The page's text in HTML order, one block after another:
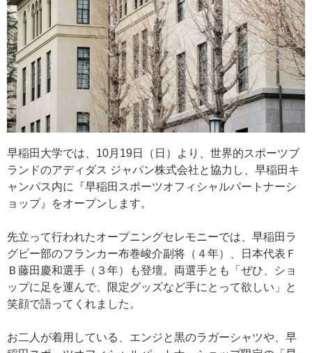
早稲田大学では、10月19日（日）より、世界的スポーツブ
ランドのアディダス ジャパン株式会社と協力し、早稲田キ
ャンパス内に『早稲田スポーツオフィシャルパートナーシ
ョップ』をオープンします。
先立って行われたオープニングセレモニーでは、早稲田ラ
グビー部のフランカー布巻峻介副将（４年）、日本代表Ｆ
Ｂ藤田慶和選手（３年）も登壇。両選手とも「ぜひ、ショ
ップに足を運んで、限定グッズなど手にとって欲しい」と
笑顔で語ってくれました。
お二人が着用している、エンジと黒のラガーシャツや、早